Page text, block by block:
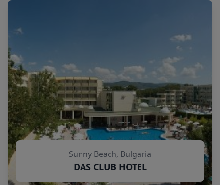
Sunny Beach, Bulgaria
DAS CLUB HOTEL